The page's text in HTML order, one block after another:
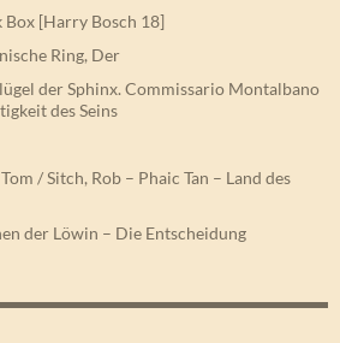
[Harry Bosch 18]
Ring, Der
der Sphinx. Commissario Montalbano
des Seins
/ Sitch, Rob – Phaic Tan – Land des
der Löwin – Die Entscheidung